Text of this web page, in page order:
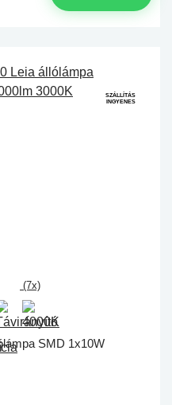
SZÁLLÍTÁS
INGYENES
(7x)
SMD 1x10W